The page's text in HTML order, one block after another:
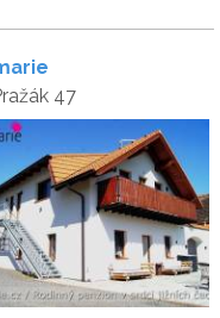
47